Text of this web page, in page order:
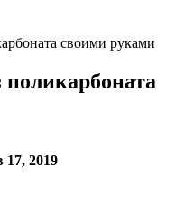
своими руками
поликарбоната
17, 2019